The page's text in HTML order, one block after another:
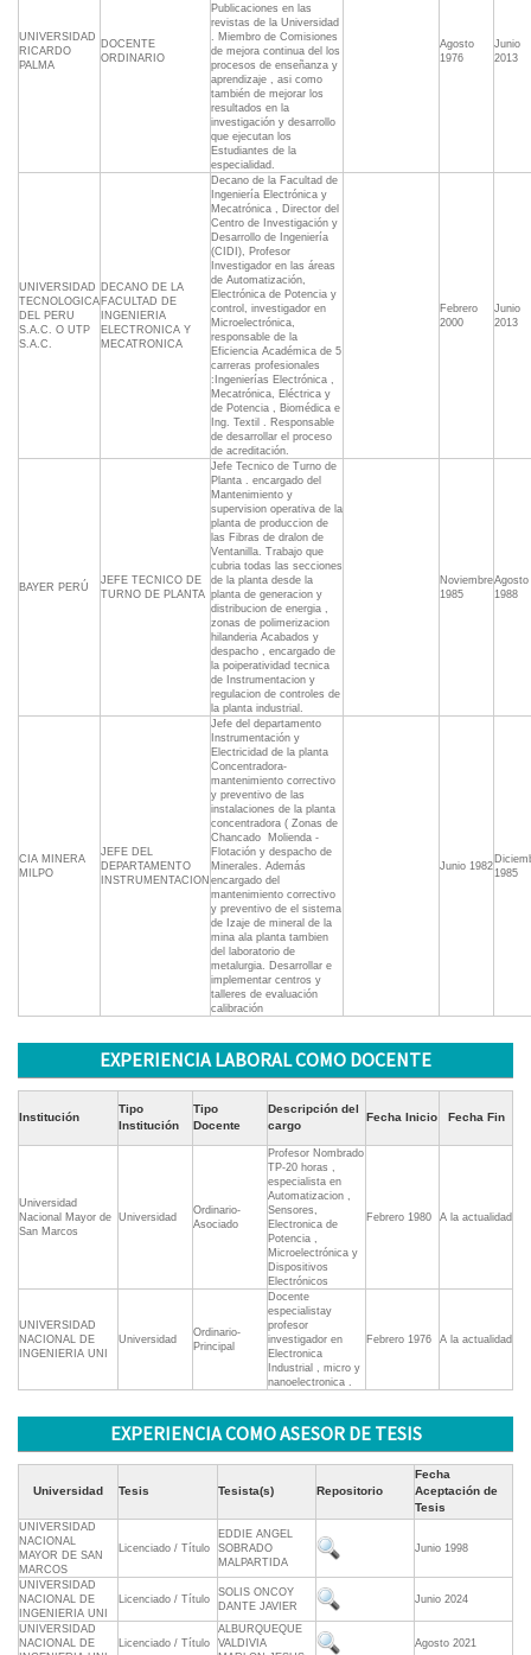
UNIVERSIDAD
RICARDO
PALMA
DOCENTE
ORDINARIO
Publicaciones en las
revistas de la Universidad
. Miembro de Comisiones
de mejora continua del los
procesos de enseñanza y
aprendizaje , asi como
también de mejorar los
resultados en la
investigación y desarrollo
que ejecutan los
Estudiantes de la
especialidad.
Agosto
1976
Junio
2013
UNIVERSIDAD
TECNOLOGICA
DEL PERU
S.A.C. O UTP
S.A.C.
DECANO DE LA
FACULTAD DE
INGENIERIA
ELECTRONICA Y
MECATRONICA
Decano de la Facultad de
Ingeniería Electrónica y
Mecatrónica , Director del
Centro de Investigación y
Desarrollo de Ingeniería
(CIDI), Profesor
Investigador en las áreas
de Automatización,
Electrónica de Potencia y
control, investigador en
Microelectrónica,
responsable de la
Eficiencia Académica de 5
carreras profesionales
:Ingenierías Electrónica ,
Mecatrónica, Eléctrica y
de Potencia , Biomédica e
Ing. Textil . Responsable
de desarrollar el proceso
de acreditación.
Febrero
2000
Junio
2013
BAYER PERÚ
JEFE TECNICO DE
TURNO DE PLANTA
Jefe Tecnico de Turno de
Planta . encargado del
Mantenimiento y
supervision operativa de la
planta de produccion de
las Fibras de dralon de
Ventanilla. Trabajo que
cubria todas las secciones
de la planta desde la
planta de generacion y
distribucion de energia ,
zonas de polimerizacion
hilanderia Acabados y
despacho , encargado de
la poiperatividad tecnica
de Instrumentacion y
regulacion de controles de
la planta industrial.
Noviembre
1985
Agosto
1988
CIA MINERA
MILPO
JEFE DEL
DEPARTAMENTO
INSTRUMENTACION
Jefe del departamento
Instrumentación y
Electricidad de la planta
Concentradora-
mantenimiento correctivo
y preventivo de las
instalaciones de la planta
concentradora ( Zonas de
Chancado  Molienda -
Flotación y despacho de
Minerales. Además
encargado del
mantenimiento correctivo
y preventivo de el sistema
de Izaje de mineral de la
mina ala planta tambien
del laboratorio de
metalurgia. Desarrollar e
implementar centros y
talleres de evaluación
calibración
Junio 1982
1985
EXPERIENCIA LABORAL COMO DOCENTE
Institución
Tipo
Institución
Tipo
Docente
Descripción del
cargo
Fecha Inicio Fecha Fin
Universidad
Nacional Mayor de
San Marcos
Universidad
Ordinario-
Asociado
Profesor Nombrado
TP-20 horas ,
especialista en
Automatizacion ,
Sensores,
Electronica de
Potencia ,
Microelectrónica y
Dispositivos
Electrónicos
Febrero 1980 A la actualidad
UNIVERSIDAD
NACIONAL DE
INGENIERIA UNI
Universidad
Ordinario-
Principal
Docente
especialistay
profesor
investigador en
Electronica
Industrial , micro y
nanoelectronica .
Febrero 1976 A la actualidad
EXPERIENCIA COMO ASESOR DE TESIS
Universidad Tesis Tesista(s) Repositorio
Fecha
Aceptación de
Tesis
UNIVERSIDAD
NACIONAL
MAYOR DE SAN
MARCOS
Licenciado / Título
EDDIE ANGEL
SOBRADO
MALPARTIDA
Junio 1998
UNIVERSIDAD
NACIONAL DE
INGENIERIA UNI
Licenciado / Título
SOLIS ONCOY
DANTE JAVIER
Junio 2024
UNIVERSIDAD
NACIONAL DE
Licenciado / Título
ALBURQUEQUE
VALDIVIA
Agosto 2021